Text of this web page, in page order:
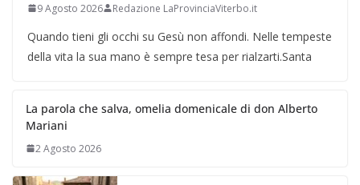
9 Agosto 2026 Redazione LaProvinciaViterbo.it
Quando tieni gli occhi su Gesù non affondi. Nelle tempeste
della vita la sua mano è sempre tesa per rialzarti.Santa
La parola che salva, omelia domenicale di don Alberto
Mariani
2 Agosto 2026